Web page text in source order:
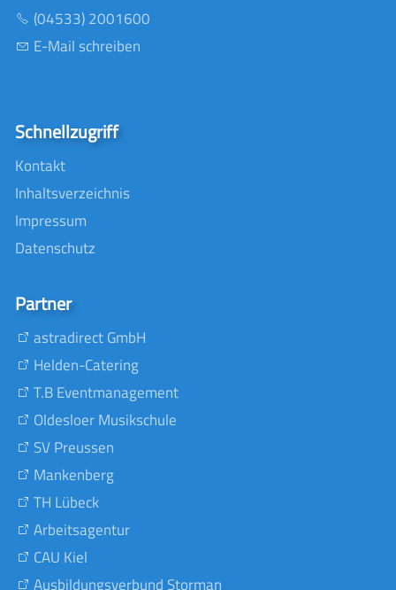
(04533) 2001600
E-Mail schreiben
Schnellzugriff
Kontakt
Inhaltsverzeichnis
Impressum
Datenschutz
Partner
astradirect GmbH
Helden-Catering
T.B Eventmanagement
Oldesloer Musikschule
SV Preussen
Mankenberg
TH Lübeck
Arbeitsagentur
CAU Kiel
Ausbildungsverbund Storman